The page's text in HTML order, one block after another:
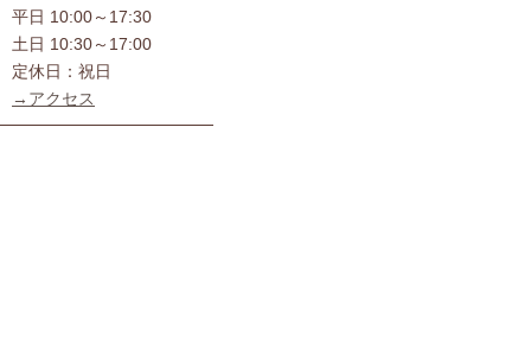
平日 10:00～17:30
土日 10:30～17:00
定休日：祝日
→アクセス